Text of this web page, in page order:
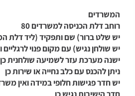
המשרדים
רוחב דלת הכניסה למשרדים 80
יש שלט ברור) שם ותפקיד (ליד דלת
יש שולחן נגיש) עם מקום פנוי לרגליים
ישנה מערכת עזר לשמיעה שולחנית כן
ניתן להכנס עם כלב נחייה או שירות כן
יש חדר פגישות חלופי במידה ואין